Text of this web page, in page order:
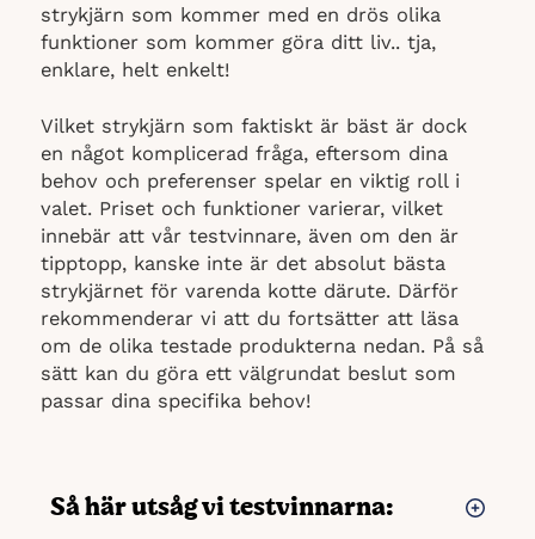
strykjärn som kommer med en drös olika
funktioner som kommer göra ditt liv.. tja,
enklare, helt enkelt!
Vilket strykjärn som faktiskt är bäst är dock
en något komplicerad fråga, eftersom dina
behov och preferenser spelar en viktig roll i
valet. Priset och funktioner varierar, vilket
innebär att vår testvinnare, även om den är
tipptopp, kanske inte är det absolut bästa
strykjärnet för varenda kotte därute. Därför
rekommenderar vi att du fortsätter att läsa
om de olika testade produkterna nedan. På så
sätt kan du göra ett välgrundat beslut som
passar dina specifika behov!
Så här utsåg vi testvinnarna: